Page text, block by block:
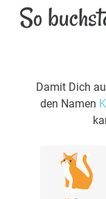
So
Damit Dich
den Namen